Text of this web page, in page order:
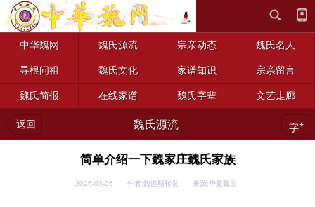
中华魏网 魏氏源流 宗亲动态 魏氏名人
寻根问祖 魏氏文化 家谱知识 宗亲留言
魏氏简报 在线家谱 魏氏字辈 文艺走廊
返回 魏氏源流 字+
简单介绍一下魏家庄魏氏家族
2026-03-06 作者:魏连顺转发 来源:华夏魏氏